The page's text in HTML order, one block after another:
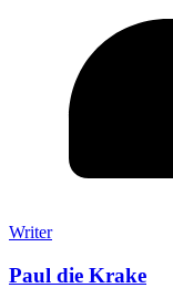
Writer
Paul die Krake